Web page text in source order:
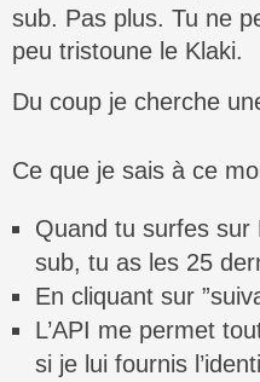
sub. Pas plus. Tu ne
peu tristoune le Klaki.
Du coup je cherche
Ce que je sais à ce
Quand tu surfes sur
sub, tu as les 25
En cliquant sur
L’API me permet
si je lui fournis